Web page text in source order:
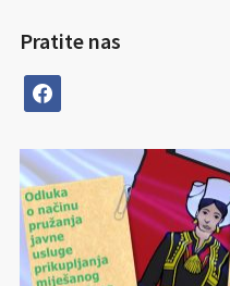
Pratite nas
facebook